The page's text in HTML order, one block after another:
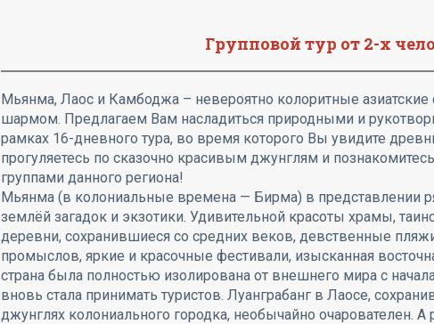
Групповой тур от 2-х
Мьянма, Лаос и Камбоджа – невероятно колоритные
шармом. Предлагаем Вам насладиться природными и
рамках 16-дневного тура, во время которого Вы увидите
прогуляетесь по сказочно красивым джунглям и
группами данного региона!
Мьянма (в колониальные времена — Бирма) в представлении
землёй загадок и экзотики. Удивительной красоты храмы,
деревни, сохранившиеся со средних веков, девственные
промыслов, яркие и красочные фестивали, изысканная
страна была полностью изолирована от внешнего мира с
вновь стала принимать туристов. Луанграбанг в Лаосе,
джунглях колониального городка, необычайно очарователен.